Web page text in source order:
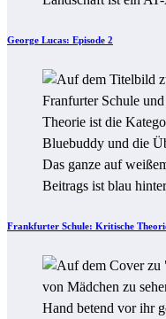
George Lucas: Episode 2
Frankfurter Schule: Kritische